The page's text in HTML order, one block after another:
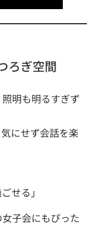
ろぎ空間
明も明るすぎず
にせず会話を楽
せる」
子会にもぴった